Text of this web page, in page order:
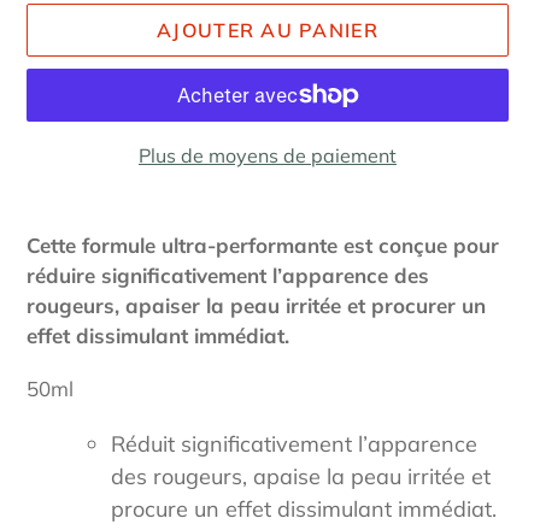
AJOUTER AU PANIER
Plus de moyens de paiement
d'un
produit
à
votre
Cette formule ultra-performante est conçue pour
réduire significativement l’apparence des
rougeurs, apaiser la peau irritée et procurer un
effet dissimulant immédiat.
50ml
Réduit significativement l’apparence
des rougeurs, apaise la peau irritée et
procure un effet dissimulant immédiat.